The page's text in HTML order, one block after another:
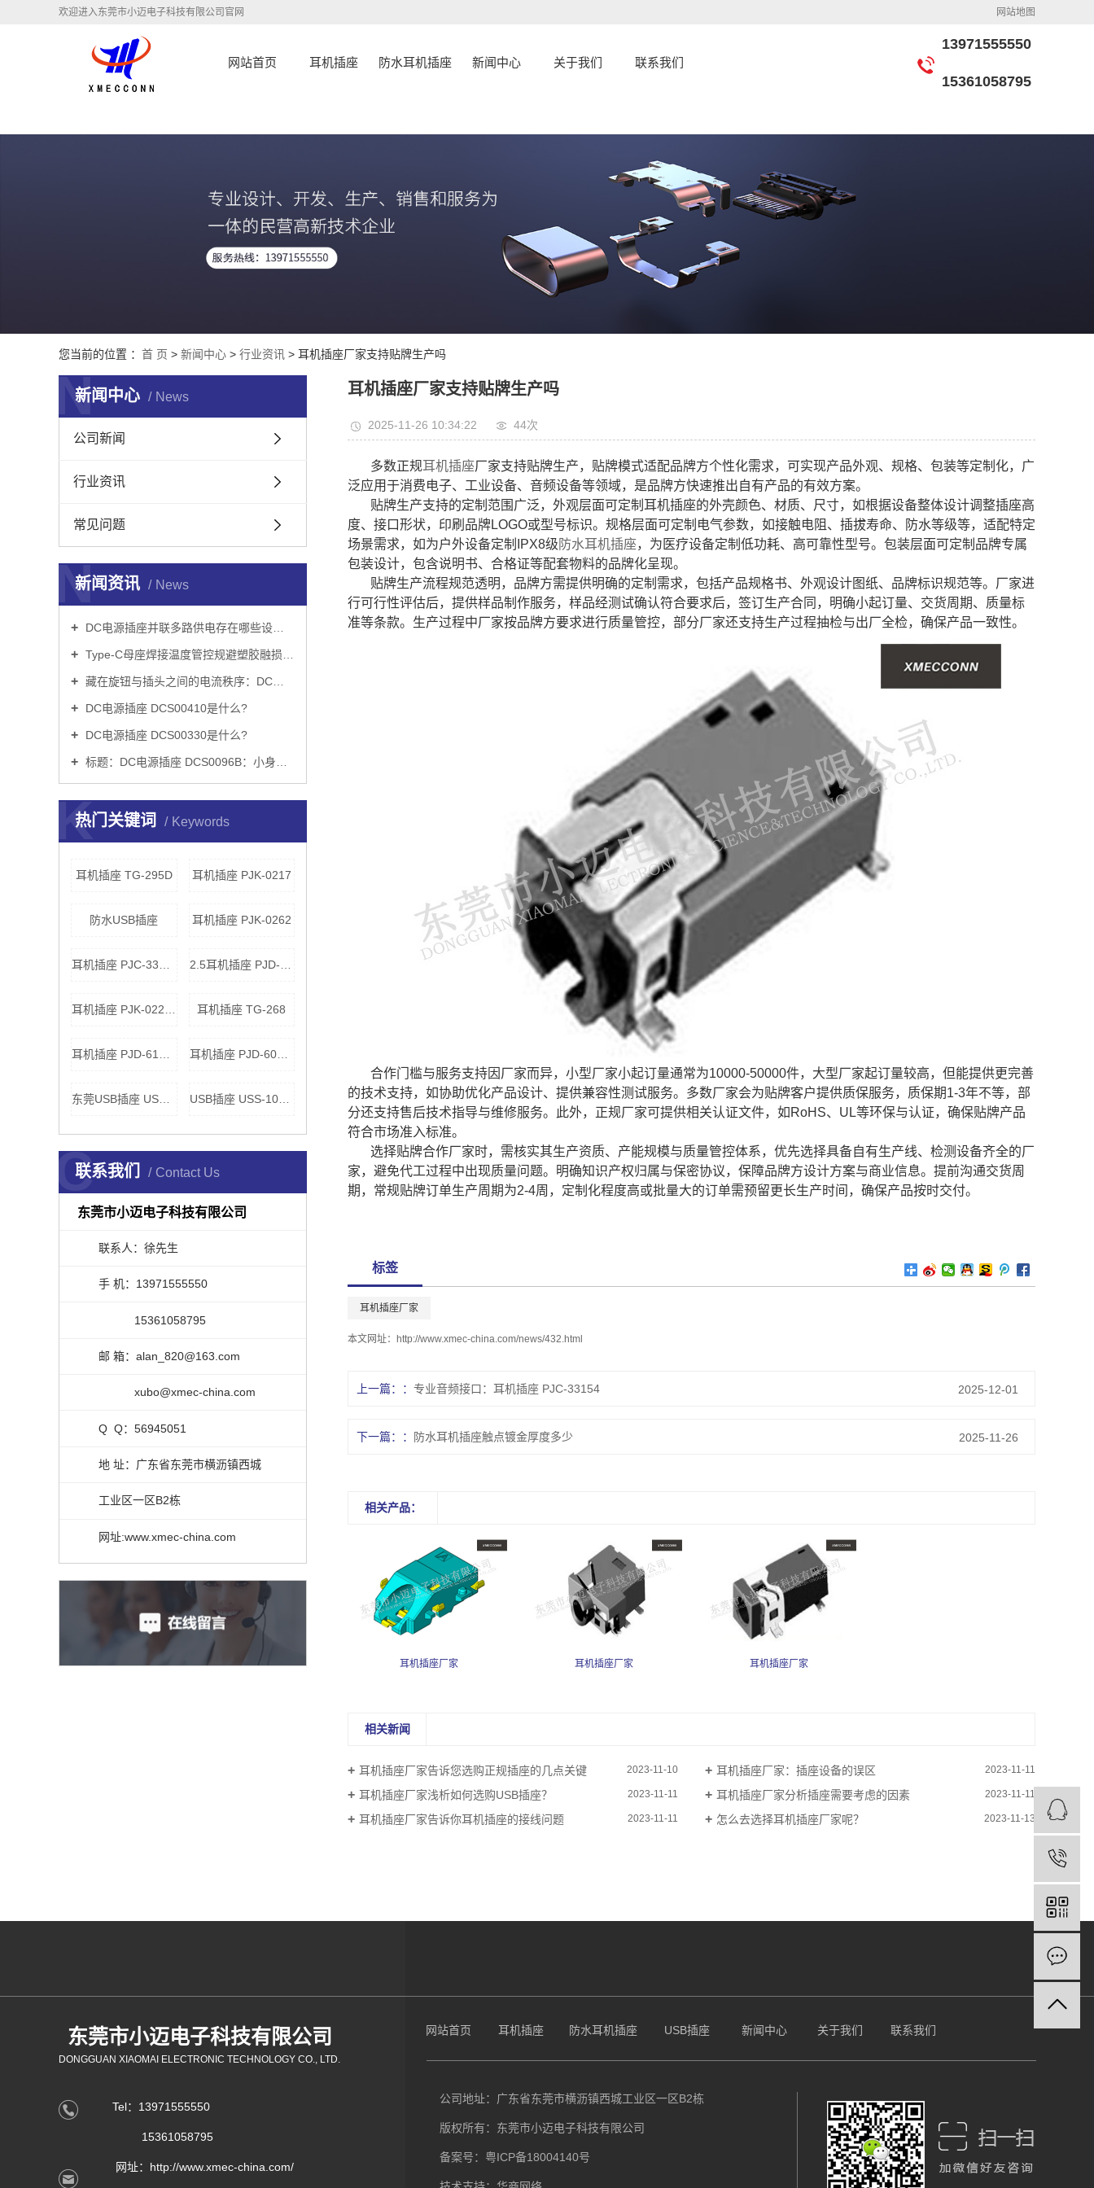
欢迎进入东莞市小迈电子科技有限公司官网 网站地图
网站首页 耳机插座 防水耳机插座 新闻中心 关于我们
认证证书
联系我们
13971555550
15361058795
您当前的位置 ： 首 页 > 新闻中心 > 行业资讯 > 耳机插座厂家支持贴牌生产吗
新闻中心 News
N
公司新闻
行业资讯
常见问题
新闻资讯 News
N
DC电源插座并联多路供电存在哪些设计隐患
Type-C母座焊接温度管控规避塑胶融损技巧
藏在旋钮与插头之间的电流秩序：DC电源插座 DCS00450 的微观*
DC电源插座 DCS00410是什么?
DC电源插座 DCS00330是什么?
标题：DC电源插座 DCS0096B：小身材背后的电气*与工业设计逻辑
热门关键词 Keywords
K
耳机插座 TG-295D 耳机插座 PJK-0217
防水USB插座 耳机插座 PJK-0262
耳机插座 TG-268
耳机插座 PJD-60800
USB插座 USS-100010
联系我们 Contact Us
C
东莞市小迈电子科技有限公司
联系人：徐先生
手 机：13971555550
15361058795
邮 箱：alan_820@163.com
xubo@xmec-china.com
Q Q：56945051
地 址：广东省东莞市横沥镇西城
工业区一区B2栋
网址:www.xmec-china.com
耳机插座厂家支持贴牌生产吗
2025-11-26 10:34:22 44次
多数正规耳机插座厂家支持贴牌生产，贴牌模式适配品牌方个性化需求，可实现产品外观、规格、包装等定制化，广
泛应用于消费电子、工业设备、音频设备等领域，是品牌方快速推出自有产品的有效方案。
贴牌生产支持的定制范围广泛，外观层面可定制耳机插座的外壳颜色、材质、尺寸，如根据设备整体设计调整插座高
度、接口形状，印刷品牌LOGO或型号标识。规格层面可定制电气参数，如接触电阻、插拔寿命、防水等级等，适配特定
场景需求，如为户外设备定制IPX8级 防水耳机插座，为医疗设备定制低功耗、高可靠性型号。包装层面可定制品牌专属
包装设计，包含说明书、合格证等配套物料的品牌化呈现。
贴牌生产流程规范透明，品牌方需提供明确的定制需求，包括产品规格书、外观设计图纸、品牌标识规范等。厂家进
行可行性评估后，提供样品制作服务，样品经测试确认符合要求后，签订生产合同，明确小起订量、交货周期、质量标
准等条款。生产过程中厂家按品牌方要求进行质量管控，部分厂家还支持生产过程抽检与出厂全检，确保产品一致性。
合作门槛与服务支持因厂家而异，小型厂家小起订量通常为10000-50000件，大型厂家起订量较高，但能提供更完善
的技术支持，如协助优化产品设计、提供兼容性测试服务。多数厂家会为贴牌客户提供质保服务，质保期1-3年不等，部
分还支持售后技术指导与维修服务。此外，正规厂家可提供相关认证文件，如RoHS、UL等环保与认证，确保贴牌产品
符合市场准入标准。
选择贴牌合作厂家时，需核实其生产资质、产能规模与质量管控体系，优先选择具备自有生产线、检测设备齐全的厂
家，避免代工过程中出现质量问题。明确知识产权归属与保密协议，保障品牌方设计方案与商业信息。提前沟通交货周
期，常规贴牌订单生产周期为2-4周，定制化程度高或批量大的订单需预留更长生产时间，确保产品按时交付。
标签
耳机插座厂家
本文网址： http://www.xmec-china.com/news/432.html
上一篇： 专业音频接口：耳机插座 PJC-33154 2025-12-01
下一篇： 防水耳机插座触点镀金厚度多少 2025-11-26
相关产品：
耳机插座厂家 耳机插座厂家 耳机插座厂家
相关新闻
耳机插座厂家告诉您选购正规插座的几点关键 2023-11-10 耳机插座厂家：插座设备的误区 2023-11-11
耳机插座厂家浅析如何选购USB插座？ 2023-11-11 耳机插座厂家分析插座需要考虑的因素 2023-11-11
耳机插座厂家告诉你耳机插座的接线问题 2023-11-11 怎么去选择耳机插座厂家呢？ 2023-11-13
东莞市小迈电子科技有限公司
DONGGUAN XIAOMAI ELECTRONIC TECHNOLOGY CO., LTD.
Tel：13971555550
15361058795
网址：http://www.xmec-china.com/
网站首页 耳机插座 防水耳机插座 USB插座 新闻中心 关于我们 联系我们
公司地址：广东省东莞市横沥镇西城工业区一区B2栋
版权所有：东莞市小迈电子科技有限公司
备案号： 粤ICP备18004140号